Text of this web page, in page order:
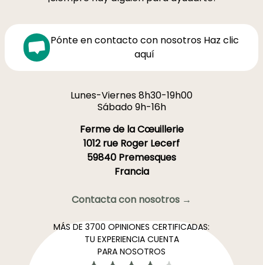
Pónte en contacto con nosotros Haz clic
aquí
Lunes-Viernes 8h30-19h00
Sábado 9h-16h
Ferme de la Cœuillerie
1012 rue Roger Lecerf
59840 Premesques
Francia
Contacta con nosotros →
MÁS DE 3700 OPINIONES CERTIFICADAS:
TU EXPERIENCIA CUENTA
PARA NOSOTROS